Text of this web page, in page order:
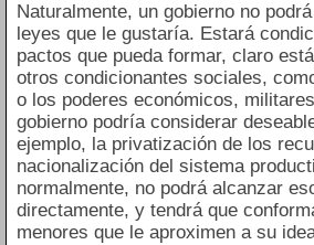
Naturalmente, un gobierno no
leyes que le gustaría. Estará
pactos que pueda formar, claro
otros condicionantes sociales,
o los poderes económicos,
gobierno podría considerar
ejemplo, la privatización de los
nacionalización del sistema
normalmente, no podrá alcanzar
directamente, y tendrá que
menores que le aproximen a su